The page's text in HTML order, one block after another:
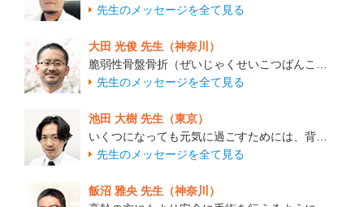
先生のメッセージを全て見る
大田 光俊 先生（神奈川）
脆弱性骨盤骨折（ぜいじゃくせいこつばんこ…
先生のメッセージを全て見る
池田 大樹 先生（東京）
いくつになっても元気に過ごすためには、背…
先生のメッセージを全て見る
飯沼 雅央 先生（神奈川）